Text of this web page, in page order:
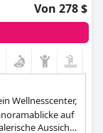
Von 278 $
Wellnesscenter,
auf
Aussicht